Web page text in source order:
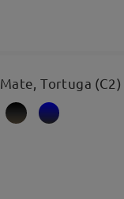
Mate, Tortuga (C2)